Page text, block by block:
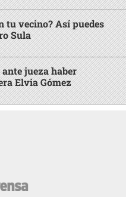
tu vecino? Así puedes
Sula
jueza haber
Elvia Gómez